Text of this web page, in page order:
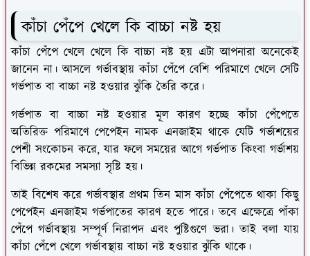
কাঁচা পেঁপে খেলে কি বাচ্চা নষ্ট হয়
কাঁচা পেঁপে খেলে খেলে কি বাচ্চা নষ্ট হয় এটা আপনারা অনেকেই
জানেন না। আসলে গর্ভাবস্থায় কাঁচা পেঁপে বেশি পরিমাণে খেলে সেটি
গর্ভপাত বা বাচ্চা নষ্ট হওয়ার ঝুঁকি তৈরি করে।
গর্ভপাত বা বাচ্চা নষ্ট হওয়ার মূল কারণ হচ্ছে কাঁচা পেঁপেতে
অতিরিক্ত পরিমাণে পেপেইন নামক এনজাইম থাকে যেটি গর্ভাশয়ের
পেশী সংকোচন করে, যার ফলে সময়ের আগে গর্ভপাত কিংবা গর্ভাশয়
বিভিন্ন রকমের সমস্যা সৃষ্টি হয়।
তাই বিশেষ করে গর্ভাবস্থার প্রথম তিন মাস কাঁচা পেঁপেতে থাকা কিছু
পেপেইন এনজাইম গর্ভপাতের কারণ হতে পারে। তবে এক্ষেত্রে পাঁকা
পেঁপে গর্ভাবস্থায় সম্পূর্ণ নিরাপদ এবং পুষ্টিগুণে ভরা। তাই বলা যায়
কাঁচা পেঁপে খেলে গর্ভাবস্থায় বাচ্চা নষ্ট হওয়ার ঝুঁকি থাকে।